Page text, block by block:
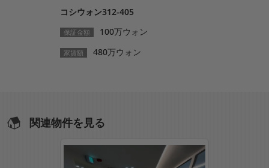
コシウォン312-405
保証金額 100万ウォン
家賃額 480万ウォン
関連物件を見る